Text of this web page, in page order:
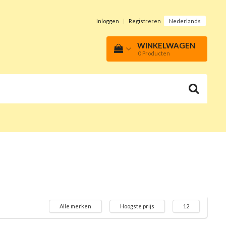
Inloggen | Registreren Nederlands
WINKELWAGEN
0 Producten
Alle merken Hoogste prijs 12